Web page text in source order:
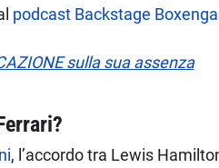
podcast Backstage
sulla sua assenza
, l’accordo tra Lewis